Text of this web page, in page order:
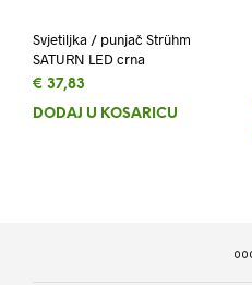
Svjetiljka / punjač Strühm
SATURN LED crna
€ 37,83
DODAJ U KOŠARICU